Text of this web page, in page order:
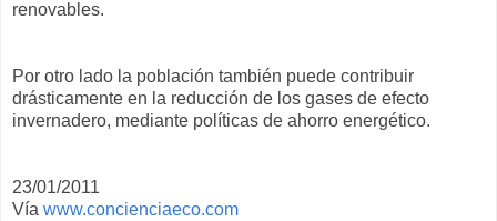
renovables.
Por otro lado la población también puede contribuir
drásticamente en la reducción de los gases de efecto
invernadero, mediante políticas de ahorro energético.
23/01/2011
Vía www.concienciaeco.com